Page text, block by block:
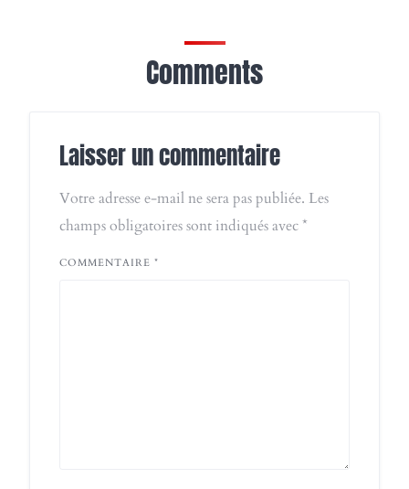
Comments
Laisser un commentaire
Votre adresse e-mail ne sera pas publiée. Les
champs obligatoires sont indiqués avec*
COMMENTAIRE *